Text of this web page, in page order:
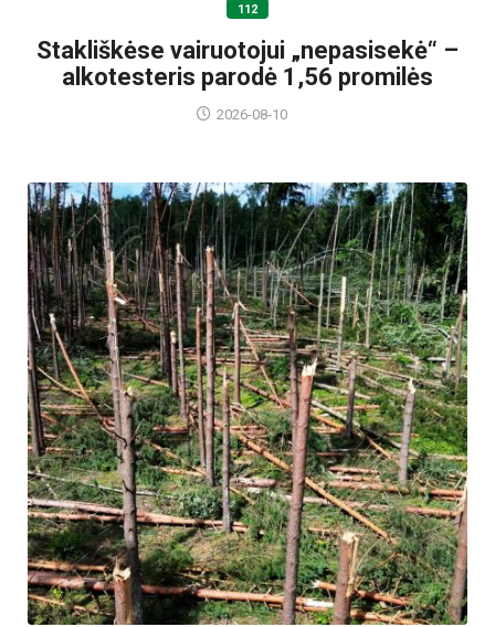
112
Stakliškėse vairuotojui „nepasisekė“ –
alkotesteris parodė 1,56 promilės
2026-08-10